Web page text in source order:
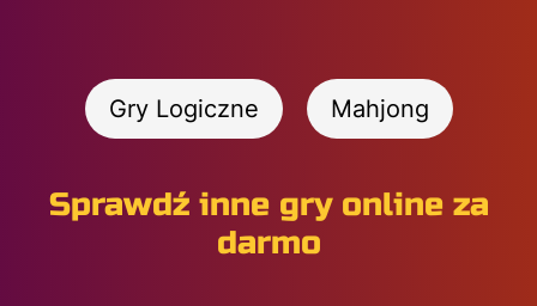
Gry Logiczne Mahjong
Sprawdź inne gry online za
darmo